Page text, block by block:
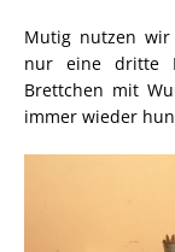
Mutig nutzen
nur eine dritte
Brettchen mit
immer wieder